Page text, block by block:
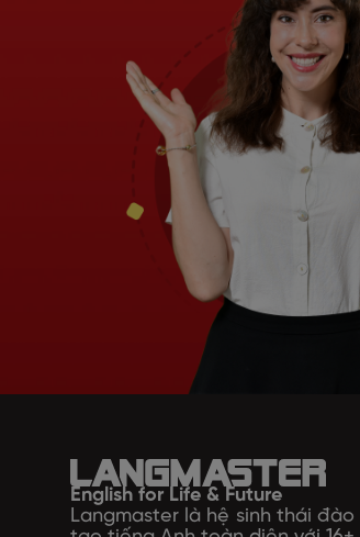
English for Life & Future
Langmaster là hệ sinh thái đào